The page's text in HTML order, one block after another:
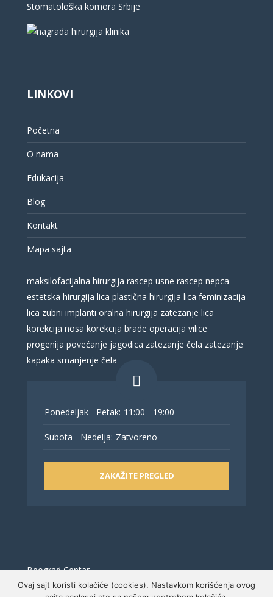
Stomatološka komora Srbije
LINKOVI
Početna
O nama
Edukacija
Blog
Kontakt
Mapa sajta
maksilofacijalna hirurgija rascep usne rascep nepca
estetska hirurgija lica plastična hirurgija lica feminizacija
lica zubni implanti oralna hirurgija zatezanje lica
korekcija nosa korekcija brade operacija vilice
progenija povećanje jagodica zatezanje čela zatezanje
kapaka smanjenje čela
Ponedeljak - Petak: 11:00 - 19:00
Subota - Nedelja: Zatvoreno
ZAKAŽITE PREGLED
Beograd Centar
Ovaj sajt koristi kolačiće (cookies). Nastavkom korišćenja ovog